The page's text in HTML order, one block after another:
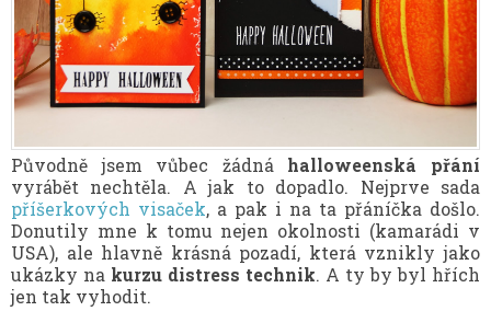
Původně jsem vůbec žádná halloweenská přání
vyrábět nechtěla. A jak to dopadlo. Nejprve sada
příšerkových visaček, a pak i na ta přáníčka došlo.
Donutily mne k tomu nejen okolnosti (kamarádi v
USA), ale hlavně krásná pozadí, která vznikly jako
ukázky na kurzu distress technik. A ty by byl hřích
jen tak vyhodit.